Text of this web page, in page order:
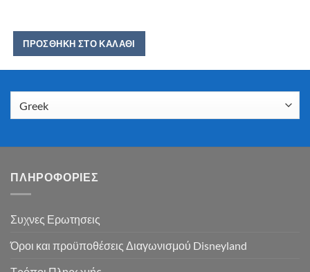
ΠΡΟΣΘΉΚΗ ΣΤΟ ΚΑΛΆΘΙ
ΠΛΗΡΟΦΟΡΙΕΣ
Συχνες Ερωτησεις
Όροι και προϋποθέσεις Διαγωνισμού Disneyland